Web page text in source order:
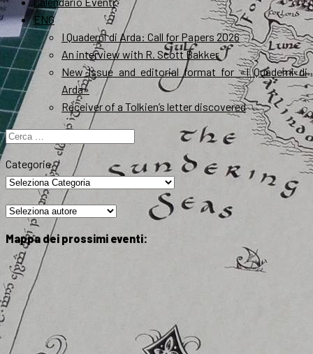
ENG
I Quaderni di Arda: Call for Papers 2026
An interview with R. Scott Bakker
New Issue and editorial format for «I Quaderni di
Arda»
Receiver of a Tolkien’s letter discovered
Ricerca
per:
Categorie
Mappa dei prossimi eventi: